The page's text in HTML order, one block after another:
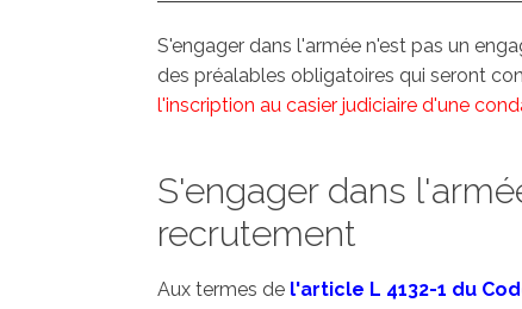
S'engager dans l'armée n'est pas un
des préalables obligatoires qui seront
l'inscription au casier judiciaire d'une
S'engager dans
recrutement
Aux termes de l'article L 4132-1 du